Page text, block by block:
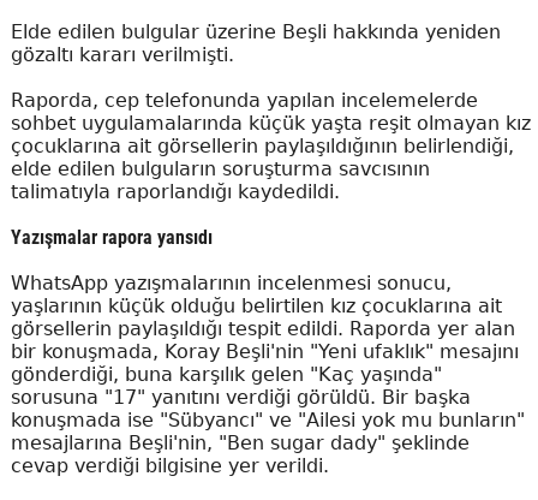
Elde edilen bulgular üzerine Beşli hakkında yeniden
gözaltı kararı verilmişti.
Raporda, cep telefonunda yapılan incelemelerde
sohbet uygulamalarında küçük yaşta reşit olmayan kız
çocuklarına ait görsellerin paylaşıldığının belirlendiği,
elde edilen bulguların soruşturma savcısının
talimatıyla raporlandığı kaydedildi.
Yazışmalar rapora yansıdı
WhatsApp yazışmalarının incelenmesi sonucu,
yaşlarının küçük olduğu belirtilen kız çocuklarına ait
görsellerin paylaşıldığı tespit edildi. Raporda yer alan
bir konuşmada, Koray Beşli'nin "Yeni ufaklık" mesajını
gönderdiği, buna karşılık gelen "Kaç yaşında"
sorusuna "17" yanıtını verdiği görüldü. Bir başka
konuşmada ise "Sübyancı" ve "Ailesi yok mu bunların"
mesajlarına Beşli'nin, "Ben sugar dady" şeklinde
cevap verdiği bilgisine yer verildi.